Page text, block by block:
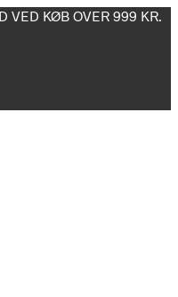
VED KØB OVER 999 KR.